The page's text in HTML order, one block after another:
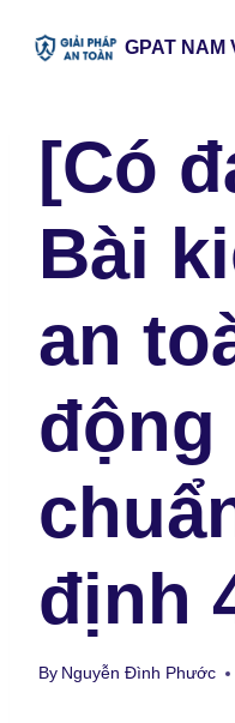
GPAT NAM
[Có
Bài
an
động
định
By Nguyễn Đình Phước